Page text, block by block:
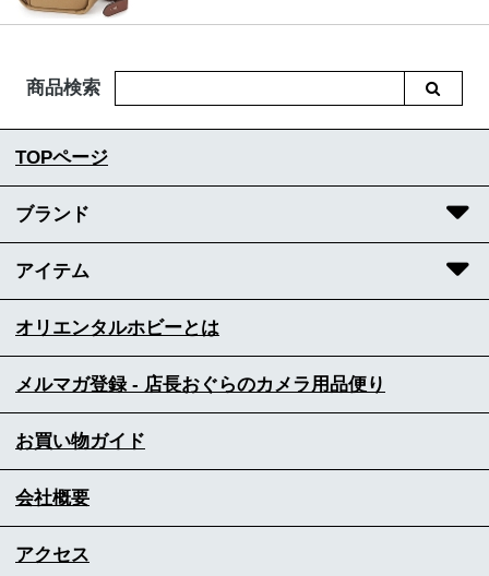
商品検索
TOPページ
ブランド
アイテム
オリエンタルホビーとは
メルマガ登録 - 店長おぐらのカメラ用品便り
お買い物ガイド
会社概要
アクセス